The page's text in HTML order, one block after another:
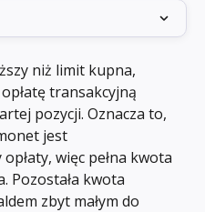
niż limit kupna,
transakcyjną
pozycji. Oznacza to,
jest
więc pełna kwota
Pozostała kwota
zbyt małym do